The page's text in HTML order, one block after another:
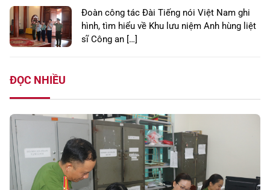
Đoàn công tác Đài Tiếng nói Việt Nam ghi
hình, tìm hiểu về Khu lưu niệm Anh hùng liệt
sĩ Công an […]
ĐỌC NHIỀU